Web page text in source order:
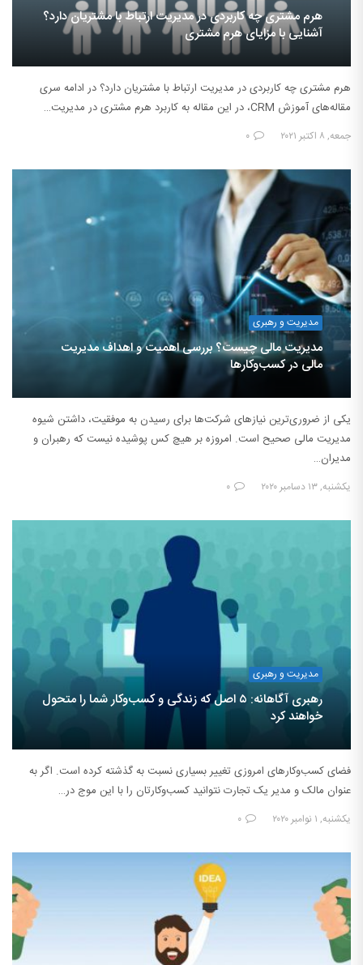
هرم مشتری چه کاربردی در مدیریت ارتباط با مشتریان دارد؟
آشنایی با مزایای هرم مشتری
هرم مشتری چه کاربردی در مدیریت ارتباط با مشتریان دارد؟ در ادامه سری
مقاله‌های آموزش CRM، در این مقاله به کاربرد هرم مشتری در مدیریت…
جمعه, ۸ اکتبر ۲۰۲۱ ۰
مدیریت و رهبری
مدیریت مالی چیست؟ بررسی اهمیت و اهداف مدیریت
مالی در کسب‌وکارها
یکی از ضروری‌ترین نیازهای شرکت‌ها برای رسیدن به موفقیت، داشتن شیوه
مدیریت مالی صحیح است. امروزه بر هیچ کس پوشیده نیست که رهبران و
مدیران…
یکشنبه, ۱۳ دسامبر ۲۰۲۰ ۰
مدیریت و رهبری
رهبری آگاهانه: ۵ اصل که زندگی و کسب‌وکار شما را متحول
خواهند کرد
فضای کسب‌وکارهای امروزی تغییر بسیاری نسبت به گذشته کرده است. اگر به
عنوان مالک و مدیر یک تجارت نتوانید کسب‌وکارتان را با این موج در…
یکشنبه, ۱ نوامبر ۲۰۲۰ ۰